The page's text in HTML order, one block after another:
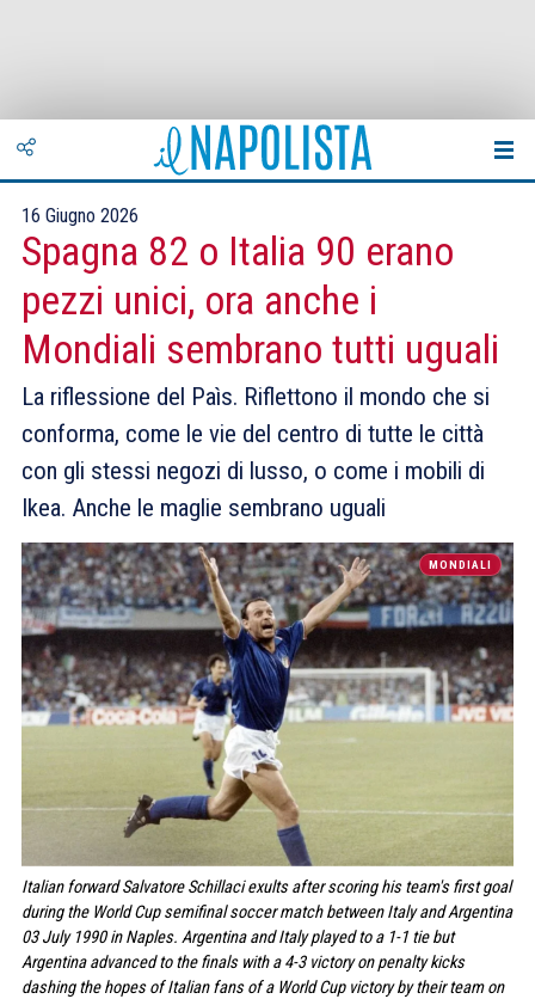
16 Giugno 2026
Spagna 82 o Italia 90 erano
pezzi unici, ora anche i
Mondiali sembrano tutti uguali
La riflessione del Paìs. Riflettono il mondo che si
conforma, come le vie del centro di tutte le città
con gli stessi negozi di lusso, o come i mobili di
Ikea. Anche le maglie sembrano uguali
MONDIALI
Italian forward Salvatore Schillaci exults after scoring his team's first goal
during the World Cup semifinal soccer match between Italy and Argentina
03 July 1990 in Naples. Argentina and Italy played to a 1-1 tie but
Argentina advanced to the finals with a 4-3 victory on penalty kicks
dashing the hopes of Italian fans of a World Cup victory by their team on